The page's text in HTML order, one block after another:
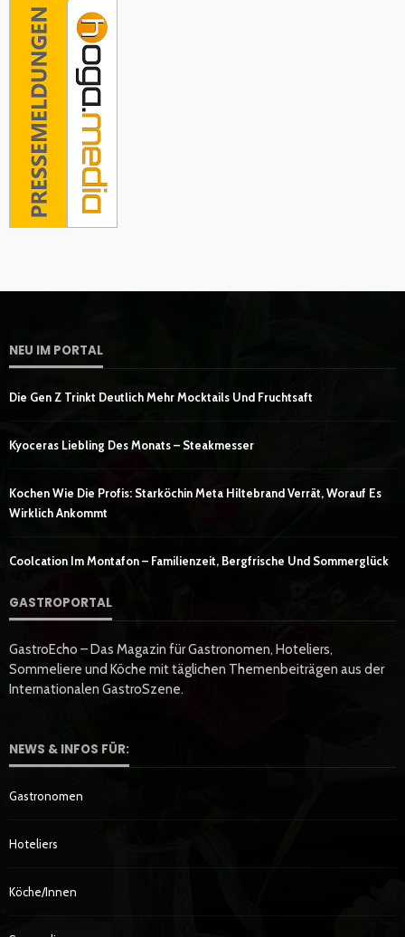
NEU IM PORTAL
Die Gen Z Trinkt Deutlich Mehr Mocktails Und Fruchtsaft
Kyoceras Liebling Des Monats – Steakmesser
Kochen Wie Die Profis: Starköchin Meta Hiltebrand Verrät, Worauf Es
Wirklich Ankommt
Coolcation Im Montafon – Familienzeit, Bergfrische Und Sommerglück
GASTROPORTAL
GastroEcho – Das Magazin für Gastronomen, Hoteliers,
Sommeliere und Köche mit täglichen Themenbeiträgen aus der
Internationalen GastroSzene.
NEWS & INFOS FÜR:
Gastronomen
Hoteliers
Köche/innen